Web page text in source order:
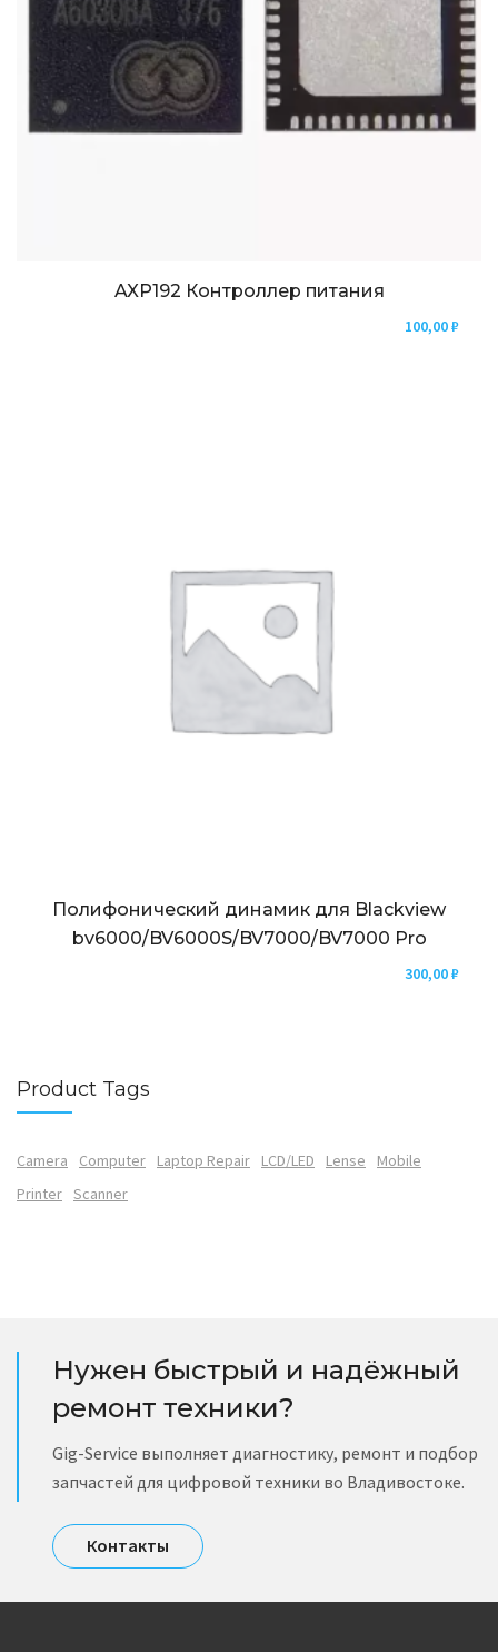
AXP192 Контроллер питания
100,00₽
Полифонический динамик для Blackview
bv6000/BV6000S/BV7000/BV7000 Pro
300,00₽
Product Tags
Camera Computer Laptop Repair LCD/LED Lense
Mobile
Printer Scanner
Нужен быстрый и надёжный
ремонт техники?
Gig-Service выполняет диагностику, ремонт и подбор
запчастей для цифровой техники во Владивостоке.
Контакты